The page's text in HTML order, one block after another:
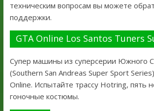
техническим вопросам вы можете
поддержки.
GTA Online Los Santos Tuners
Супер машины из суперсерии Южного
(Southern San Andreas Super Sport
Online. Испытайте трассу Hotring, пять
гоночные костюмы.